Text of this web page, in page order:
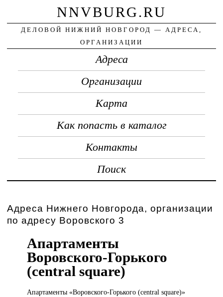
NNVBURG.RU
ДЕЛОВОЙ НИЖНИЙ НОВГОРОД — АДРЕСА,
ОРГАНИЗАЦИИ
Адреса
Организации
Карта
Как попасть в каталог
Контакты
Поиск
Адреса Нижнего Новгорода, организации
по адресу Воровского 3
Апартаменты
Воровского-Горького
(central square)
Апартаменты «Воровского-Горького(central square)»